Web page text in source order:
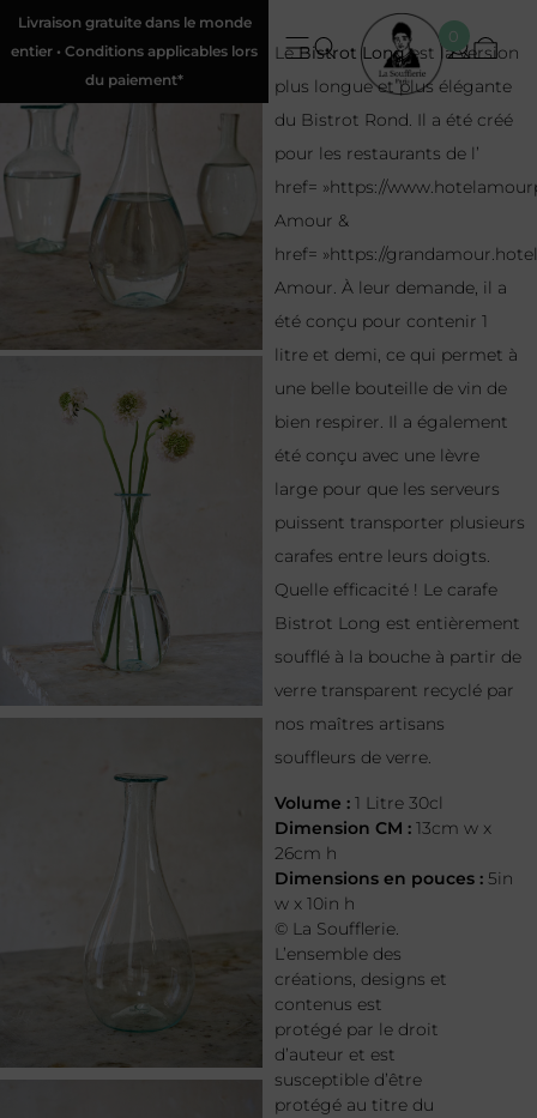
Livraison gratuite dans le monde
entier • Conditions applicables lors
du paiement*
0
LeBistrot Longest la version
plus longue et plus élégante
du Bistrot Rond. Il a été créé
pour les restaurants de l’
href= »https://
Amour &
href= »https://
Amour. À leur demande, il a
été conçu pour contenir 1
litre et demi, ce qui permet à
une belle bouteille de vin de
bien respirer. Il a également
été conçu avec une lèvre
large pour que les serveurs
puissent transporter plusieurs
carafes entre leurs doigts.
Quelle efficacité ! Le carafe
Bistrot Long est entièrement
soufflé à la bouche à partir de
verre transparent recyclé par
nos maîtres artisans
souffleurs de verre.
Volume : 1 Litre 30cl
Dimension CM : 13cm w x
26cm h
Dimensions en pouces : 5in
w x 10in h
© La Soufflerie.
L’ensemble des
créations, designs et
contenus est
protégé par le droit
d’auteur et est
susceptible d’être
protégé au titre du